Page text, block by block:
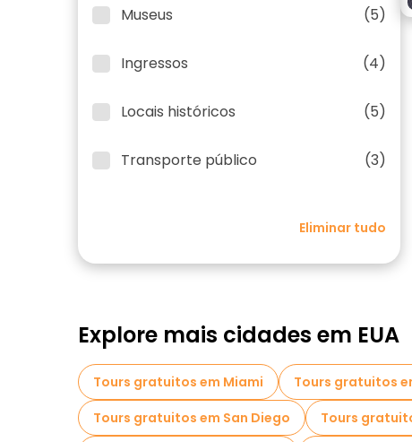
Museus (5)
Ingressos (4)
Locais históricos (5)
Transporte público (3)
Eliminar tudo
Explore mais cidades em EUA
Tours gratuitos em Miami Tours gratuitos
Tours gratuitos em San Diego
Tours